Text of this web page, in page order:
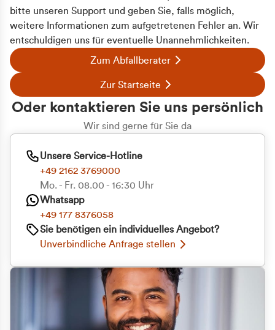
bitte unseren Support und geben Sie, falls möglich,
weitere Informationen zum aufgetretenen Fehler an. Wir
entschuldigen uns für eventuelle Unannehmlichkeiten.
Zum Abfallberater
Zur Startseite
Oder kontaktieren Sie uns persönlich
Wir sind gerne für Sie da
Unsere Service-Hotline
+49 2162 3769000
Mo. - Fr. 08.00 - 16:30 Uhr
Whatsapp
+49 177 8376058
Sie benötigen ein individuelles Angebot?
Unverbindliche Anfrage stellen